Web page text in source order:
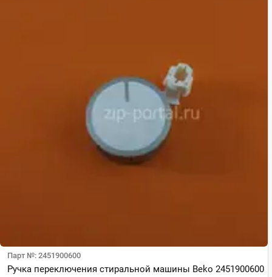
Парт №: 2451900600
Ручка переключения стиральной машины Beko 2451900600